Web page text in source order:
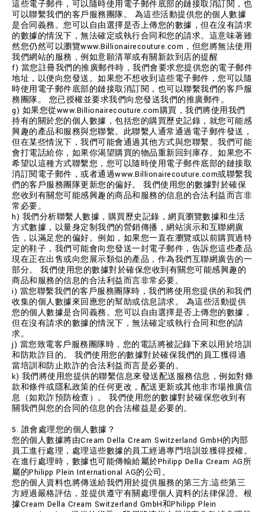
這些電子郵件，可以隨時使用電子郵件底部的鏈接取消訂閱，也
可以聯繫我們的客戶服務團隊。 為這些活動提供您的個人數據
是合同義務。您可以自由選擇是否上傳您的數據，但在沒有請求
的數據的情況下，無法確定或執行合同和您的請求。這意味著雖
然您仍然可以瀏覽www.Billionairecouture.com，但您將無法使用
我們網站的服務，例如意願清單或有關新款到店的提醒
f) 當您註冊我們的推廣郵件時，我們會要求您提供您的電子郵件
地址，以便向您發送。如果您不想收到這些電子郵件，您可以隨
時使用電子郵件底部的鏈接取消訂閱，也可以聯繫我們的客戶服
務團隊。 您已授權並要求我們向您發送我們的推廣郵件。
g) 如果您從www.Billionairecouture.com購買，我們將使用我們
持有的關於您的個人數據，包括您的購買歷史記錄，就您可能感
興趣的產品和服務與您聯繫。此聯繫人通常通過電子郵件發送，
但在某些情況下，我們可能會通過其他方式與您聯繫。我們可能
會打電話給你，如果你渴望購買的物品重新回到庫存。如果您不
希望以這種方式聯繫您，您可以隨時使用電子郵件底部的鏈接取
消訂閱電子郵件，或者通過www.Billionairecouture.com或聯繫我
們的客戶服務團隊更新您的偏好。 我們使用您的數據對於確保
您收到有關您可能感興趣的商品和服務的信息的合法利益而言非
常必要。
h) 我們分析聯繫人數據，購買歷史記錄，網頁瀏覽數據和生活
方式數據，以量身定制我們的營銷傳播，網站演示和互聯網廣
告，以滿足您的偏好。例如，如果您一直在瀏覽或以前購買過特
定的鞋子，我們可能會向您發送一封電子郵件，告訴您這些產品
現在正在出售或向您展示類似的產品，作為我們互聯網廣告的一
部分。 我們使用您的數據對於確保您收到有關您可能感興趣的
商品和服務的信息的合法利益而言非常必要。
i) 當您聯繫我們的客戶服務團隊時，我們將使用您提供的和我們
收集的個人數據來回應您的幫助或信息請求。 為這些活動提供
您的個人數據是合同義務。您可以自由選擇是否上傳您的數據，
但在沒有請求的數據的情況下，無法確定或執行合同和您的請
求。
j) 當您致電客戶服務團隊時，您的電話將被記錄下來以用於培訓
和防欺詐目的。 我們使用您的數據對於確保我們的員工獲得適
當培訓和防止欺詐的合法利益而言是必要的。
k) 我們將使用您提供的聯繫信息來發送配送服務信息，例如對條
款和條件或隱私政策的任何更改，配送更新或其他非市場推廣信
息（如欺詐預防檢查）。 我們使用您的數據對於確保您收到有
關我們與您的合同的信息的合法權益是必要的。
5. 誰會處理您的個人數據？
您的個人數據將由Cream Della Cream Switzerland GmbH的內部
員工進行處理，處理這些數據的員工經過專門培訓並獲得授權。
在進行處理時，數據也可能傳輸給屬於Philipp Della Cream AG所
屬的Philipp Plein International AG的公司。
您的個人資料也將傳送給我們用於提供服務的第三方;這些第三
方經過嚴格評估，並提供遵守有關處理個人資料的法律保證。根
據Cream Della Cream Switzerland GmbH和Philipp Plein